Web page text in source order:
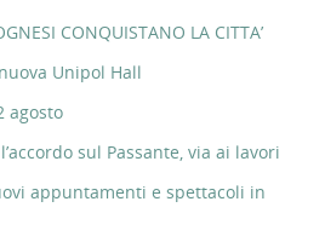
CONQUISTANO LA CITTA’
Unipol Hall
agosto
sul Passante, via ai lavori
appuntamenti e spettacoli in